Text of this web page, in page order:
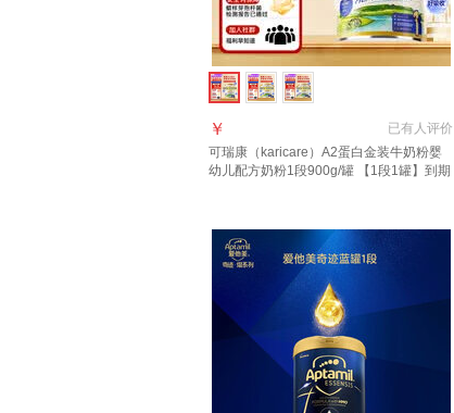
已有人评价
￥
可瑞康（karicare）A2蛋白金装牛奶粉婴
幼儿配方奶粉1段900g/罐 【1段1罐】到期